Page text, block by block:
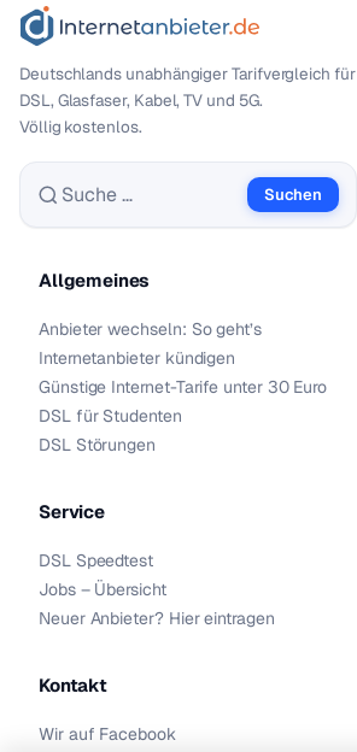
Deutschlands unabhängiger Tarif­vergleich für
DSL, Glasfaser, Kabel, TV und 5G.
Völlig kostenlos.
Suche nach:
Suchen
Allgemeines
Anbieter wechseln: So geht’s
Internetanbieter kündigen
Günstige Internet-Tarife unter 30 Euro
DSL für Studenten
DSL Störungen
Service
DSL Speedtest
Jobs – Übersicht
Neuer Anbieter? Hier eintragen
Kontakt
Wir auf Facebook